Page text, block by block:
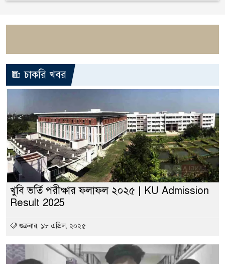
চাকরি খবর
খুবি ভর্তি পরীক্ষার ফলাফল ২০২৫ | KU Admission
Result 2025
শুক্রবার, ১৮ এপ্রিল, ২০২৫